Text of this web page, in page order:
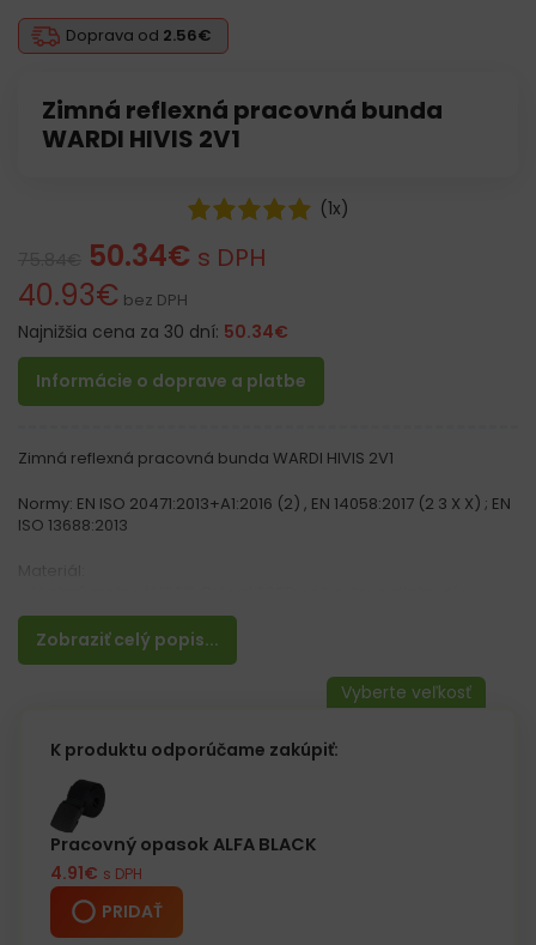
Zimná reflexná pracovná bunda
WARDI HIVIS 2V1
Doprava od 2.56€
(1x)
50.34€ s DPH
40.93€ bez DPH
Najnižšia cena za 30 dní: 50.34€
Informácie o doprave a platbe
Zobraziť celý popis...
Zimná reflexná pracovná bunda WARDI HIVIS 2V1
Normy: EN ISO 20471:2013+A1:2016 (2) , EN 14058:2017 (2 3 X X) ; EN
ISO 13688:2013
polyuretánom, gramáž 180 g/m²
– Fleecová podšívka: 100% polyester, gramáž 280 g/m²
– Odnímateľné rukávy zvýšenie funkčnosti bundy
– Kapucňa na zips
– 4 vrecká na spodnej časti bundy, 2 na suchý zips
– V hornej časti 2 vrecká na mobilný telefón a ID
– Vo vnútri 3 vrecká vrátane jedného na suchý zips
– Reflexné pruhy
– Spodná časť bundy a rukávy zakončené manžetami
– Dva reflexné pruhy na bunde a rukávoch zaisťujú lepšiu
viditeľnosť
K produktu odporúčame zakúpiť:
Pracovný opasok ALFA BLACK
4.91€ s DPH
PRIDAŤ